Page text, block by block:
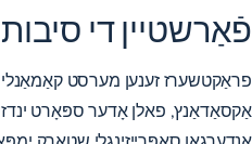
פֿאַרשטיין די
פראַקטשערז זענען מערסט קאַמאַנלי
אַקסאַדאַנץ, פאלן אָדער ספּאָרט